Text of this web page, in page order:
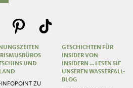
UND
ZU
GESCHICHTEN FÜR
INSIDER VON
INSIDERN ... LESEN SIE
UNSEREN WASSERFALL-
BLOG